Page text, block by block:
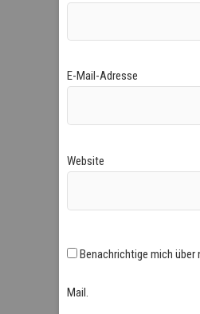
E-Mail-Adresse
Website
Benachrichtige mich über
Mail.